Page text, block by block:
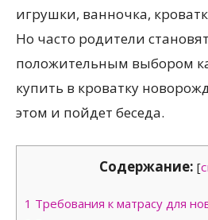
игрушки, ванночка,
Но часто родители
положительным выбором
купить в кроватку
этом и пойдет беседа.
Содержание: [
1 Требования к матрасу для